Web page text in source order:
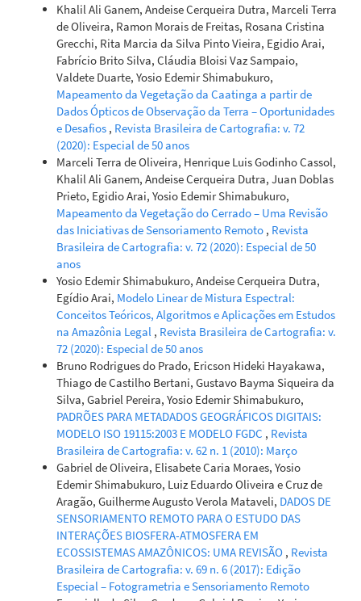
Khalil Ali Ganem, Andeise Cerqueira Dutra, Marceli Terra
de Oliveira, Ramon Morais de Freitas, Rosana Cristina
Grecchi, Rita Marcia da Silva Pinto Vieira, Egidio Arai,
Fabrício Brito Silva, Cláudia Bloisi Vaz Sampaio,
Valdete Duarte, Yosio Edemir Shimabukuro,
Mapeamento da Vegetação da Caatinga a partir de
Dados Ópticos de Observação da Terra – Oportunidades
e Desafios , Revista Brasileira de Cartografia: v. 72
(2020): Especial de 50 anos
Marceli Terra de Oliveira, Henrique Luis Godinho Cassol,
Khalil Ali Ganem, Andeise Cerqueira Dutra, Juan Doblas
Prieto, Egidio Arai, Yosio Edemir Shimabukuro,
Mapeamento da Vegetação do Cerrado – Uma Revisão
das Iniciativas de Sensoriamento Remoto , Revista
Brasileira de Cartografia: v. 72 (2020): Especial de 50
anos
Yosio Edemir Shimabukuro, Andeise Cerqueira Dutra,
Egídio Arai, Modelo Linear de Mistura Espectral:
Conceitos Teóricos, Algoritmos e Aplicações em Estudos
na Amazônia Legal , Revista Brasileira de Cartografia: v.
72 (2020): Especial de 50 anos
Bruno Rodrigues do Prado, Ericson Hideki Hayakawa,
Thiago de Castilho Bertani, Gustavo Bayma Siqueira da
Silva, Gabriel Pereira, Yosio Edemir Shimabukuro,
PADRÕES PARA METADADOS GEOGRÁFICOS DIGITAIS:
MODELO ISO 19115:2003 E MODELO FGDC , Revista
Brasileira de Cartografia: v. 62 n. 1 (2010): Março
Gabriel de Oliveira, Elisabete Caria Moraes, Yosio
Edemir Shimabukuro, Luiz Eduardo Oliveira e Cruz de
Aragão, Guilherme Augusto Verola Mataveli, DADOS DE
SENSORIAMENTO REMOTO PARA O ESTUDO DAS
INTERAÇÕES BIOSFERA-ATMOSFERA EM
ECOSSISTEMAS AMAZÔNICOS: UMA REVISÃO , Revista
Brasileira de Cartografia: v. 69 n. 6 (2017): Edição
Especial – Fotogrametria e Sensoriamento Remoto